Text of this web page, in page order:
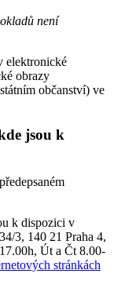
není
elektronické
obrazy
občanství) ve
jsou k
k dispozici v
3, 140 21 Praha 4,
Út a Čt 8.00-
stránkách